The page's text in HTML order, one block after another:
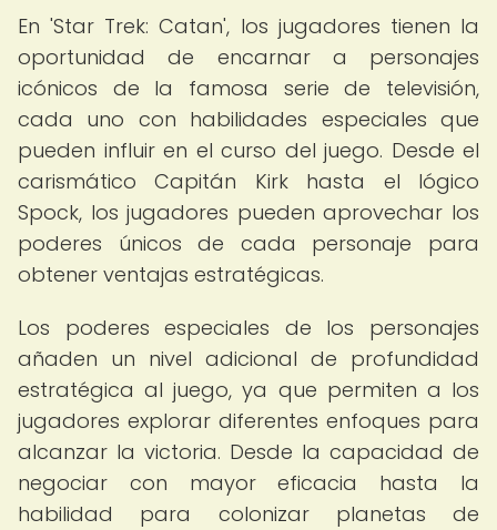
En 'Star Trek: Catan', los jugadores tienen la
oportunidad de encarnar a personajes
icónicos de la famosa serie de televisión,
cada uno con habilidades especiales que
pueden influir en el curso del juego. Desde el
carismático Capitán Kirk hasta el lógico
Spock, los jugadores pueden aprovechar los
poderes únicos de cada personaje para
obtener ventajas estratégicas.
Los poderes especiales de los personajes
añaden un nivel adicional de profundidad
estratégica al juego, ya que permiten a los
jugadores explorar diferentes enfoques para
alcanzar la victoria. Desde la capacidad de
negociar con mayor eficacia hasta la
habilidad para colonizar planetas de